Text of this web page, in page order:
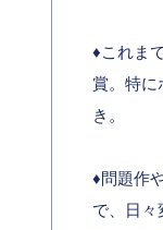
♦︎これま
賞。特に
き。
♦︎問題作
で、日々